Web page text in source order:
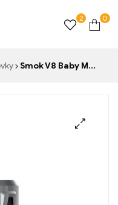
2 0
Smok V8 Baby Mesh Coil Náhradné hlavy vaporizéra pre TFV12 Baby Prince TFV8 Baby Beast Tank